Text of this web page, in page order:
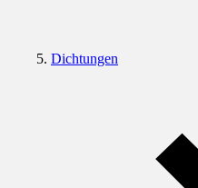
Dichtungen